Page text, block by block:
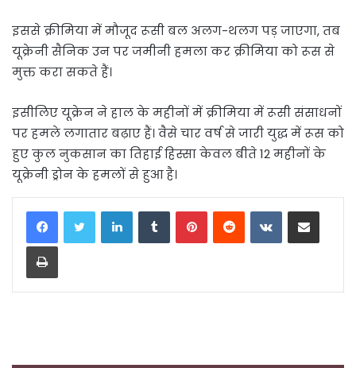
इससे क्रीमिया में मौजूद रूसी बल अलग-थलग पड़ जाएगा, तब
यूक्रेनी सैनिक उन पर जमीनी हमला कर क्रीमिया को रूस से
मुक्त करा सकते हैं।
इसीलिए यूक्रेन ने हाल के महीनों में क्रीमिया में रूसी संसाधनों
पर हमले लगातार बढ़ाए हैं। वैसे चार वर्ष से जारी युद्ध में रूस को
हुए कुल नुकसान का तिहाई हिस्सा केवल बीते 12 महीनों के
यूक्रेनी ड्रोन के हमलों से हुआ है।
LinkedInTumblrPinterestReddit VKontakteShare via Email
Print